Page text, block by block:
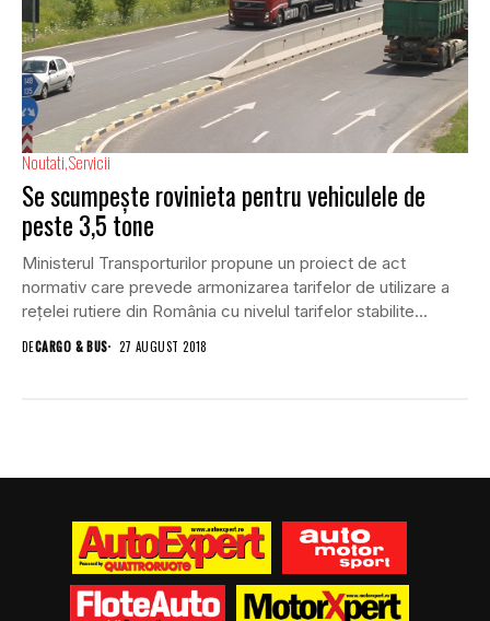
Noutati Servicii
Se scumpește rovinieta pentru vehiculele de
peste 3,5 tone
Ministerul Transporturilor propune un proiect de act
normativ care prevede armonizarea tarifelor de utilizare a
rețelei rutiere din România cu nivelul tarifelor stabilite...
DECARGO & BUS 27 AUGUST 2018